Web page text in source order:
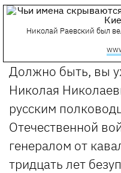
Николай Раевский был
Должно быть, вы
Николая
русским
Отечественной
генералом от
тридцать лет